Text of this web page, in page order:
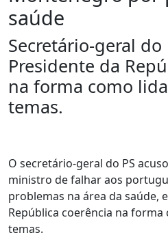
saúde
Secretário-geral do
Presidente da
na forma como
temas.
O secretário-geral do PS
ministro de falhar aos
problemas na área da saúde,
República coerência na forma
temas.